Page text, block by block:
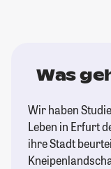
Was
Wir haben
Leben in Erfurt
ihre Stadt